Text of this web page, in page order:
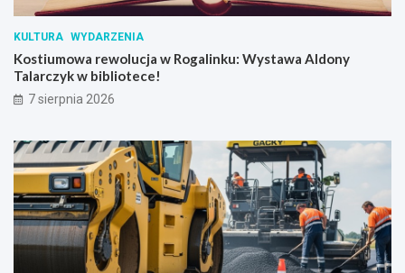
k
r
z
y
i
KULTURA WYDARZENIA
Kostiumowa rewolucja w Rogalinku: Wystawa Aldony
Talarczyk w bibliotece!
7 sierpnia 2026